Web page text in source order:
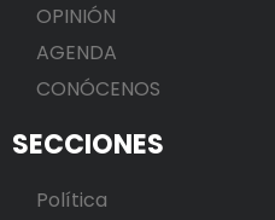
OPINIÓN
AGENDA
CONÓCENOS
SECCIONES
Política